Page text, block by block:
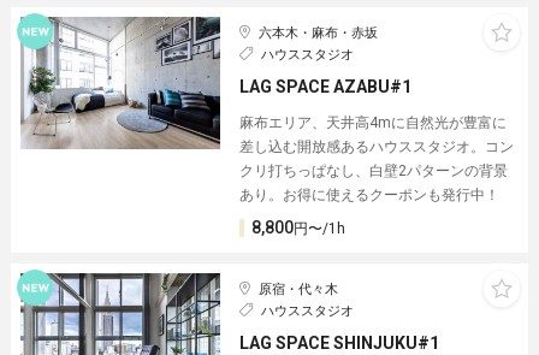
六本木・麻布・赤坂
ハウススタジオ
LAG SPACE AZABU#1
麻布エリア、天井高4mに自然光が豊富に
差し込む開放感あるハウススタジオ。コン
クリ打ちっぱなし、白壁2パターンの背景
あり。お得に使えるクーポンも発行中！
8,800円〜/1h
原宿・代々木
ハウススタジオ
LAG SPACE SHINJUKU#1